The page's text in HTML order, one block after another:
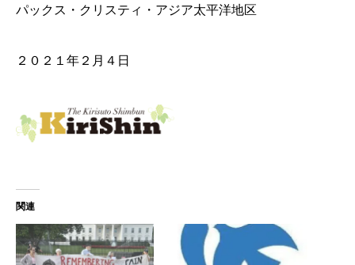
パックス・クリスティ・アジア太平洋地区
２０２１年２月４日
関連